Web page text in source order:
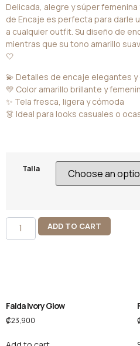
Delicada, alegre y súper femenina
de Encaje es perfecta para darle
a cualquier outfit. Su diseño de
mientras que su tono amarillo
🤍
💫 Detalles de encaje elegantes
💛 Color amarillo brillante y
✨ Tela fresca, ligera y cómoda
👗 Ideal para looks casuales o
Talla
ADD TO CART
Falda Ivory Glow
₡23,900